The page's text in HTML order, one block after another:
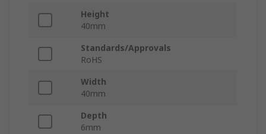
Height
40mm
Standards/Approvals
RoHS
Width
40mm
Depth
6mm